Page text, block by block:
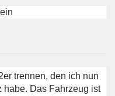
trennen, den ich nun
habe. Das Fahrzeug ist